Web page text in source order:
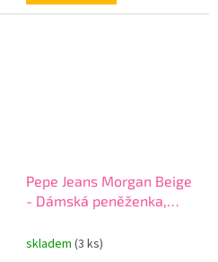
Pepe Jeans Morgan Beige
- Dámská peněženka,
skladem (3 ks)